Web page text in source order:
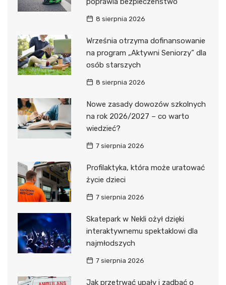
8 sierpnia 2026
Września otrzyma dofinansowanie
na program „Aktywni Seniorzy” dla
osób starszych
8 sierpnia 2026
Nowe zasady dowozów szkolnych
na rok 2026/2027 – co warto
wiedzieć?
7 sierpnia 2026
Profilaktyka, która może uratować
życie dzieci
7 sierpnia 2026
Skatepark w Nekli ożył dzięki
interaktywnemu spektaklowi dla
najmłodszych
7 sierpnia 2026
Jak przetrwać upały i zadbać o